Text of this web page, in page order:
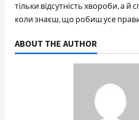
тільки відсутність хвороби, а й
коли знаєш, що робиш усе
ABOUT THE AUTHOR